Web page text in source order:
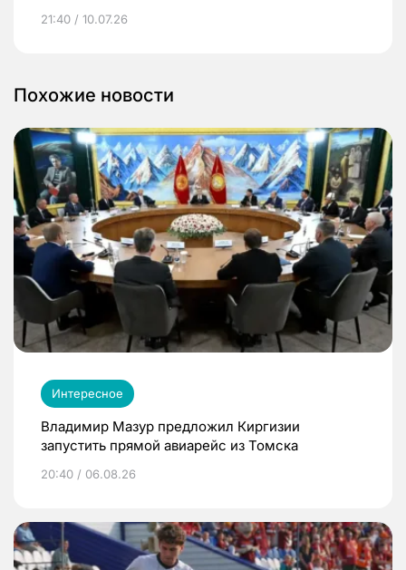
21:40 / 10.07.26
Похожие новости
Интересное
Владимир Мазур предложил Киргизии
запустить прямой авиарейс из Томска
20:40 / 06.08.26